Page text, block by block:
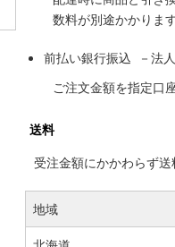
数料が別途かかりま
前払い銀行振込 －法
ご注文金額を指定口
送料
受注金額にかかわらず
地域